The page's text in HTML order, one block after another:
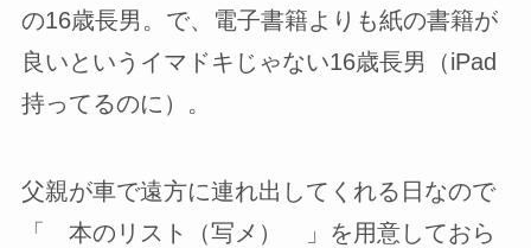
の16歳長男。で、電子書籍よりも紙の書籍が
良いというイマドキじゃない16歳長男（iPad
持ってるのに）。
父親が車で遠方に連れ出してくれる日なので
「 本のリスト（写メ） 」を用意しておら